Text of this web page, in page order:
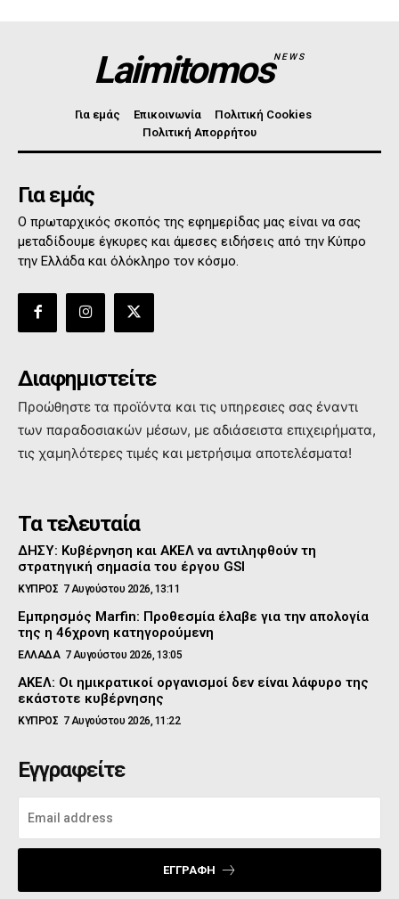
LaimitomosNEWS
Για εμάς Επικοινωνία
Πολιτική Cookies
Πολιτική Απορρήτου
Για εμάς
Ο πρωταρχικός σκοπός της εφημερίδας μας είναι να σας
μεταδίδουμε έγκυρες και άμεσες ειδήσεις από την Κύπρο
την Ελλάδα και όλόκληρο τον κόσμο.
Διαφημιστείτε
Προώθηστε τα προϊόντα και τις υπηρεσιες σας έναντι
των παραδοσιακών μέσων, με αδιάσειστα επιχειρήματα,
τις χαμηλότερες τιμές και μετρήσιμα αποτελέσματα!
Τα τελευταία
ΔΗΣΥ: Κυβέρνηση και ΑΚΕΛ να αντιληφθούν τη
στρατηγική σημασία του έργου GSI
ΚΥΠΡΟΣ 7 Αυγούστου 2026, 13:11
Εμπρησμός Marfin: Προθεσμία έλαβε για την απολογία
της η 46χρονη κατηγορούμενη
ΕΛΛΑΔΑ 7 Αυγούστου 2026, 13:05
ΑΚΕΛ: Οι ημικρατικοί οργανισμοί δεν είναι λάφυρο της
εκάστοτε κυβέρνησης
ΚΥΠΡΟΣ 7 Αυγούστου 2026, 11:22
Εγγραφείτε
ΕΓΓΡΑΦΉ